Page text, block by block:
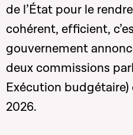
de l’État pour le
cohérent, efficient,
gouvernement
deux commissions
Exécution budgétaire)
2026.